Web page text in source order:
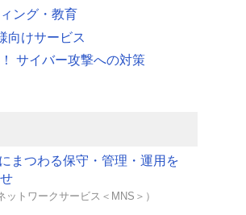
ング・教育
向けサービス
サイバー攻撃への対策
まつわる保守・管理・運用を
ットワークサービス＜MNS＞）